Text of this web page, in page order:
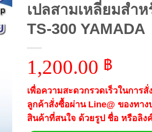
เปลสามเหลี่ยมสำ
TS-300 YAMADA
1,200.00 ฿
เพื่อความสะดวกรวดเร็วในการ
ลูกค้าสั่งซื้อผ่าน Line@ ของทา
สินค้าที่สนใจ ด้วยรูป ชื่อ หรือลิง